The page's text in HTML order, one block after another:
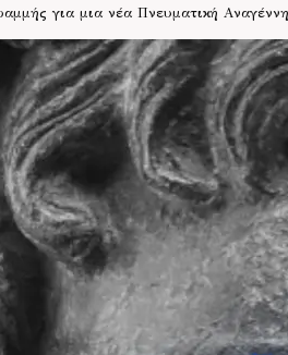
για μια νέα Πνευματική